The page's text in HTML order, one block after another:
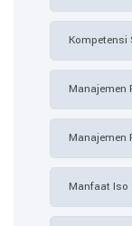
Kompetensi
Manajemen
Manajemen
Manfaat Iso